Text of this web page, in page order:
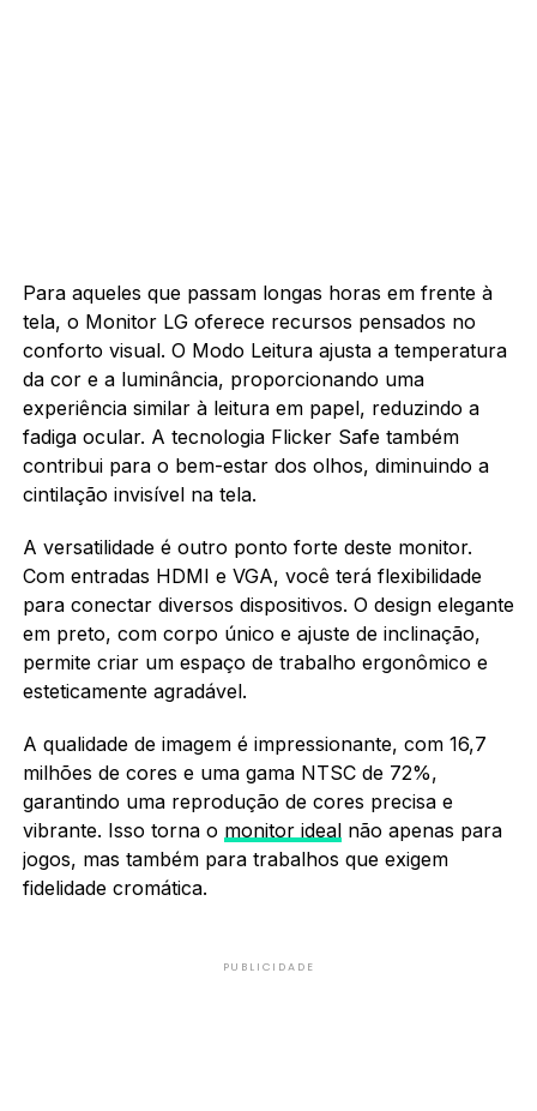
Para aqueles que passam longas horas em frente à
tela, o Monitor LG oferece recursos pensados no
conforto visual. O Modo Leitura ajusta a temperatura
da cor e a luminância, proporcionando uma
experiência similar à leitura em papel, reduzindo a
fadiga ocular. A tecnologia Flicker Safe também
contribui para o bem-estar dos olhos, diminuindo a
cintilação invisível na tela.
A versatilidade é outro ponto forte deste monitor.
Com entradas HDMI e VGA, você terá flexibilidade
para conectar diversos dispositivos. O design elegante
em preto, com corpo único e ajuste de inclinação,
permite criar um espaço de trabalho ergonômico e
esteticamente agradável.
A qualidade de imagem é impressionante, com 16,7
milhões de cores e uma gama NTSC de 72%,
garantindo uma reprodução de cores precisa e
vibrante. Isso torna o monitor idealnão apenas para
jogos, mas também para trabalhos que exigem
fidelidade cromática.
PUBLICIDADE